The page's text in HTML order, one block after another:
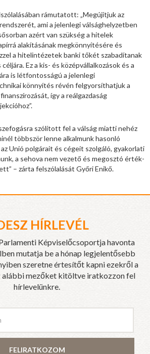
rámutatott: „Megújítjuk az
ami a jelenlegi válsághelyzetben
azért van szükség a hitelek
alakításának megkönnyítésére és
a hitelintézetek banki tőkét szabadítanak
Ez a kis- és középvállalkozások és a
is létfontosságú a jelenlegi
könnyítés révén felgyorsíthatjuk a
így a reálgazdaság
szólított fel a válság miatti nehéz
többször lenne alkalmunk hasonló
Unió polgárait és cégeit szolgáló, gyakorlati
a sehova nem vezető és megosztó érték-
– zárta felszólalását Győri Enikő.
HÍRLEVÉL
Képviselőcsoportja havonta
mutatja be a hónap legjelentősebb
szeretne értesítőt kapni ezekről a
alábbi mezőket kitöltve iratkozzon fel
hírlevelünkre.
FELIRATKOZOM